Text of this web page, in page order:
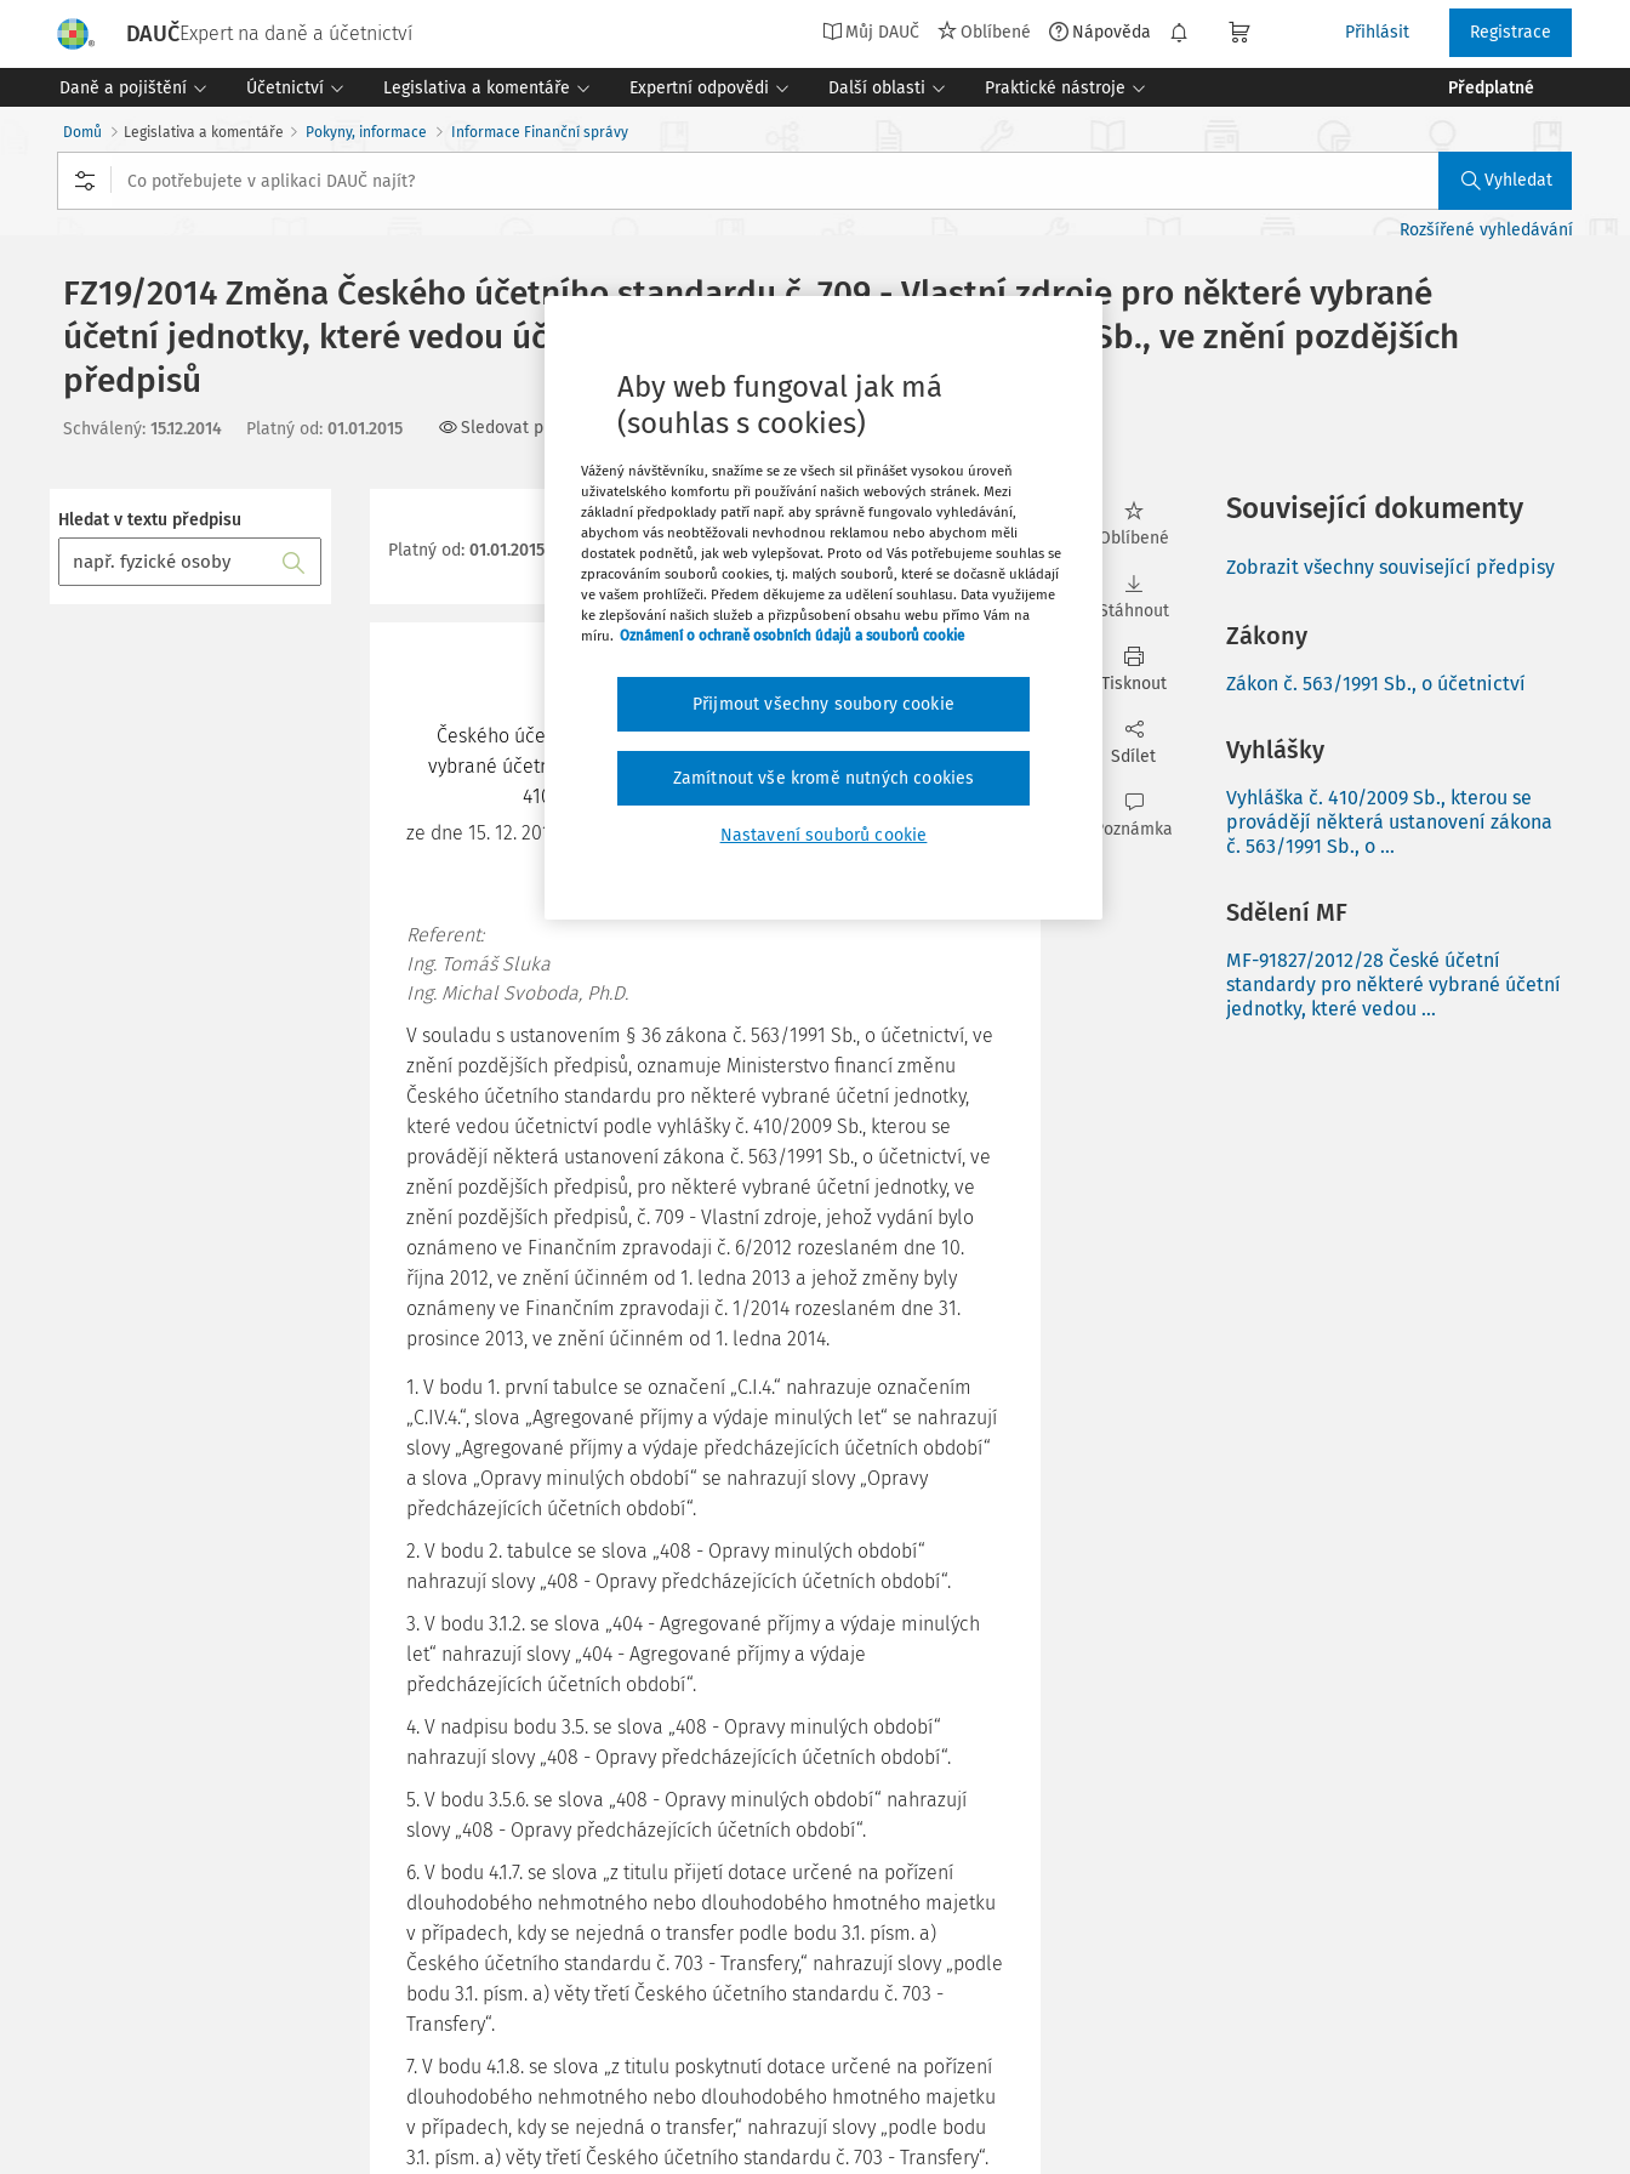
DAUČExpert na daně a účetnictví Můj DAUČ Oblíbené Nápověda Přihlásit Registrace
Daně a pojištění Účetnictví Legislativa a komentáře Expertní odpovědi Další oblasti Praktické nástroje Předplatné
Domů Legislativa a komentáře Pokyny, informace Informace Finanční správy
Vyhledat
Rozšířené vyhledávání
FZ19/2014 Změna Českého účetního standardu č. 709 - Vlastní zdroje pro některé vybrané
účetní jednotky, které vedou účetnictví podle vyhlášky č. 410/2009 Sb., ve znění pozdějších
předpisů
Schválený: 15.12.2014 Platný od: 01.01.2015 Sledovat předpis
Hledat v textu předpisu
Platný od: 01.01.2015
FZ19/2014
Změna
Českého účetního standardu č. 709 - Vlastní zdroje pro některé
vybrané účetní jednotky, které vedou účetnictví podle vyhlášky č.
410/2009 Sb., ve znění pozdějších předpisů
ze dne 15. 12. 2014
Referent:
Ing. Tomáš Sluka
Ing. Michal Svoboda, Ph.D.
V souladu s ustanovením § 36 zákona č. 563/1991 Sb., o účetnictví, ve
znění pozdějších předpisů, oznamuje Ministerstvo financí změnu
Českého účetního standardu pro některé vybrané účetní jednotky,
které vedou účetnictví podle vyhlášky č. 410/2009 Sb., kterou se
provádějí některá ustanovení zákona č. 563/1991 Sb., o účetnictví, ve
znění pozdějších předpisů, pro některé vybrané účetní jednotky, ve
znění pozdějších předpisů, č. 709 - Vlastní zdroje, jehož vydání bylo
oznámeno ve Finančním zpravodaji č. 6/2012 rozeslaném dne 10.
října 2012, ve znění účinném od 1. ledna 2013 a jehož změny byly
oznámeny ve Finančním zpravodaji č. 1/2014 rozeslaném dne 31.
prosince 2013, ve znění účinném od 1. ledna 2014.
1. V bodu 1. první tabulce se označení „C.I.4.“ nahrazuje označením
„C.IV.4.“, slova „Agregované příjmy a výdaje minulých let“ se nahrazují
slovy „Agregované příjmy a výdaje předcházejících účetních období“
a slova „Opravy minulých období“ se nahrazují slovy „Opravy
předcházejících účetních období“.
2. V bodu 2. tabulce se slova „408 - Opravy minulých období“
nahrazují slovy „408 - Opravy předcházejících účetních období“.
3. V bodu 3.1.2. se slova „404 - Agregované příjmy a výdaje minulých
let“ nahrazují slovy „404 - Agregované příjmy a výdaje
předcházejících účetních období“.
4. V nadpisu bodu 3.5. se slova „408 - Opravy minulých období“
nahrazují slovy „408 - Opravy předcházejících účetních období“.
5. V bodu 3.5.6. se slova „408 - Opravy minulých období“ nahrazují
slovy „408 - Opravy předcházejících účetních období“.
6. V bodu 4.1.7. se slova „z titulu přijetí dotace určené na pořízení
dlouhodobého nehmotného nebo dlouhodobého hmotného majetku
v případech, kdy se nejedná o transfer podle bodu 3.1. písm. a)
Českého účetního standardu č. 703 - Transfery,“ nahrazují slovy „podle
bodu 3.1. písm. a) věty třetí Českého účetního standardu č. 703 -
Transfery“.
7. V bodu 4.1.8. se slova „z titulu poskytnutí dotace určené na pořízení
dlouhodobého nehmotného nebo dlouhodobého hmotného majetku
v případech, kdy se nejedná o transfer,“ nahrazují slovy „podle bodu
3.1. písm. a) věty třetí Českého účetního standardu č. 703 - Transfery“.
Oblíbené
Stáhnout
Tisknout
Sdílet
Poznámka
Související dokumenty
Zobrazit všechny související předpisy
Zákony
Zákon č. 563/1991 Sb., o účetnictví
Vyhlášky
Vyhláška č. 410/2009 Sb., kterou se
provádějí některá ustanovení zákona
č. 563/1991 Sb., o ...
Sdělení MF
MF-91827/2012/28 České účetní
standardy pro některé vybrané účetní
jednotky, které vedou ...
Aby web fungoval jak má
(souhlas s cookies)
Vážený návštěvníku, snažíme se ze všech sil přinášet vysokou úroveň
uživatelského komfortu při používání našich webových stránek. Mezi
základní předpoklady patří např. aby správně fungovalo vyhledávání,
abychom vás neobtěžovali nevhodnou reklamou nebo abychom měli
dostatek podnětů, jak web vylepšovat. Proto od Vás potřebujeme souhlas se
zpracováním souborů cookies, tj. malých souborů, které se dočasně ukládají
ve vašem prohlížeči. Předem děkujeme za udělení souhlasu. Data využijeme
ke zlepšování našich služeb a přizpůsobení obsahu webu přímo Vám na
míru. Oznámení o ochraně osobních údajů a souborů cookie
Nastavení souborů cookie
Zamítnout vše kromě nutných cookies
Přijmout všechny soubory cookie